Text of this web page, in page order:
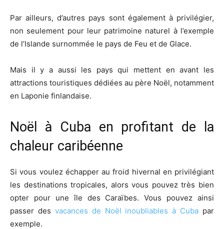
Par ailleurs, d’autres pays sont également à privilégier,
non seulement pour leur patrimoine naturel à l’exemple
de l’Islande surnommée le pays de Feu et de Glace.
Mais il y a aussi les pays qui mettent en avant les
attractions touristiques dédiées au père Noël, notamment
en Laponie finlandaise.
Noël à Cuba en profitant de la
chaleur caribéenne
Si vous voulez échapper au froid hivernal en privilégiant
les destinations tropicales, alors vous pouvez très bien
opter pour une île des Caraïbes. Vous pouvez ainsi
passer des vacances de Noël inoubliables à Cuba par
exemple.